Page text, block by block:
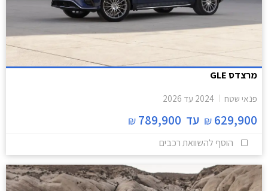
מרצדס GLE
פנאי שטח 2024 עד 2026
629,900
₪ עד 789,900
₪
הוסף להשוואת רכבים